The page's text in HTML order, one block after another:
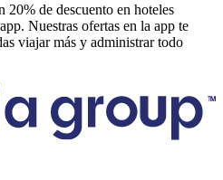
20% de descuento en hoteles
Nuestras ofertas en la app te
viajar más y administrar todo